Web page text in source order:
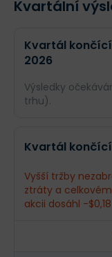
Kvartální
Kvartál
2026
Výsledky
trhu).
Příjmy
Kvartál končící
Vyšší tržby
ztráty a
akcii dosáhl -